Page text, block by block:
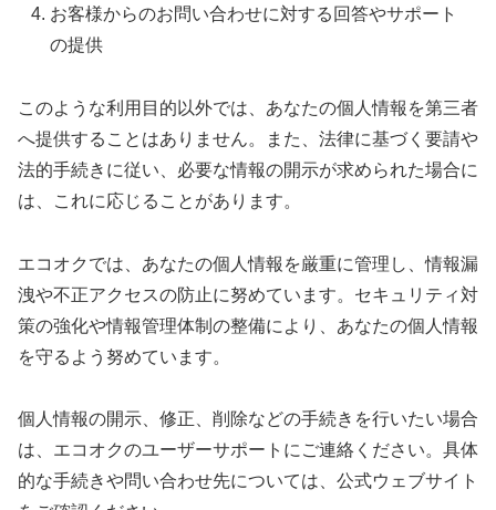
お客様からのお問い合わせに対する回答やサポート
の提供
このような利用目的以外では、あなたの個人情報を第三者
へ提供することはありません。また、法律に基づく要請や
法的手続きに従い、必要な情報の開示が求められた場合に
は、これに応じることがあります。
エコオクでは、あなたの個人情報を厳重に管理し、情報漏
洩や不正アクセスの防止に努めています。セキュリティ対
策の強化や情報管理体制の整備により、あなたの個人情報
を守るよう努めています。
個人情報の開示、修正、削除などの手続きを行いたい場合
は、エコオクのユーザーサポートにご連絡ください。具体
的な手続きや問い合わせ先については、公式ウェブサイト